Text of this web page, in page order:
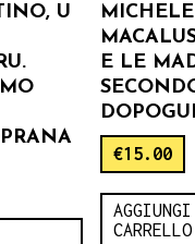
U
MICHELE
E LE
€15.00
AGGIUNGI
CARRELLO